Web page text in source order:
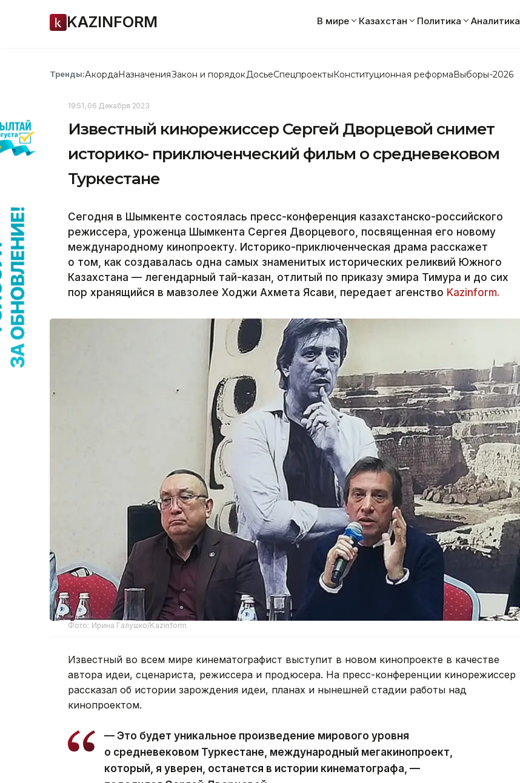
KAZINFORM В мире Казахстан Политика Аналитика
Тренды:АкордаНазначенияЗакон и порядок ДосьеСпецпроектыКонституционная реформаВыборы-2026
19:51, 06 Декабря 2023
Известный кинорежиссер Сергей Дворцевой снимет
историко- приключенческий фильм о средневековом
Туркестане
Сегодня в Шымкенте состоялась пресс-конференция казахстанско-российского
режиссера, уроженца Шымкента Сергея Дворцевого, посвященная его новому
международному кинопроекту. Историко-приключенческая драма расскажет
о том, как создавалась одна самых знаменитых исторических реликвий Южного
Казахстана — легендарный тай-казан, отлитый по приказу эмира Тимура и до сих
пор хранящийся в мавзолее Ходжи Ахмета Ясави, передает агенство Kazinform.
Фото: Ирина Галушко/Kazinform
Известный во всем мире кинематографист выступит в новом кинопроекте в качестве
автора идеи, сценариста, режиссера и продюсера. На пресс-конференции кинорежиссер
рассказал об истории зарождения идеи, планах и нынешней стадии работы над
кинопроектом.
— Это будет уникальное произведение мирового уровня
о средневековом Туркестане, международный мегакинопроект,
который, я уверен, останется в истории кинематографа, —